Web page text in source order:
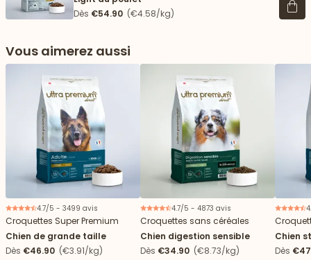
Dès €54.90 (€4.58/kg) Voir
Vous aimerez aussi
4.7/5 - 3499 avis
Croquettes Super Premium
Chien de grande taille
Dès €46.90 (€3.91/kg)
4.7/5 - 4873 avis
Croquettes sans céréales
Chien digestion sensible
Dès €34.90 (€8.73/kg)
Chien
Dès